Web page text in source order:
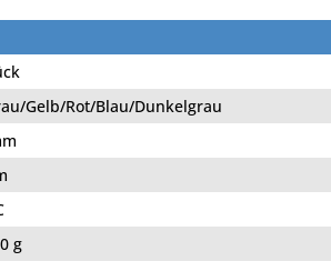
Gelb/Rot/Blau/Dunkelgrau
g